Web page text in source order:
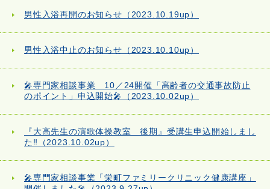
男性入浴再開のお知らせ（2023.10.19up）
男性入浴中止のお知らせ（2023.10.10up）
🎤専門家相談事業 10／24開催「高齢者の交通事故防止
のポイント」申込開始🎤（2023.10.02up）
『大高先生の演歌体操教室 後期』受講生申込開始しまし
た‼（2023.10.02up）
🎤専門家相談事業「栄町ファミリークリニック健康講座」